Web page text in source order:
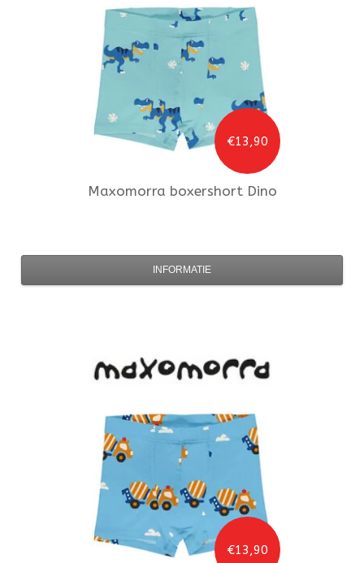
€13,90
Maxomorra boxershort Dino
INFORMATIE
€13,90